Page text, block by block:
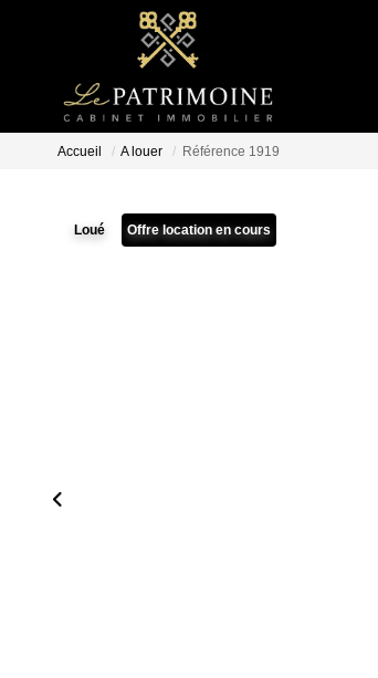
Accueil A louer Référence 1919
Loué Offre location en cours